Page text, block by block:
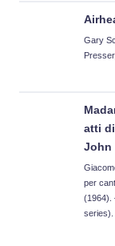
Gary
atti
John
per
(1964).
series).